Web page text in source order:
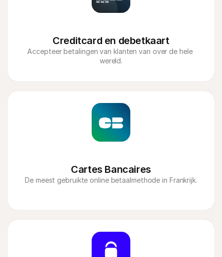
Creditcard en debetkaart
Accepteer betalingen van klanten van over de hele
wereld.
Cartes Bancaires
De meest gebruikte online betaalmethode in Frankrijk.